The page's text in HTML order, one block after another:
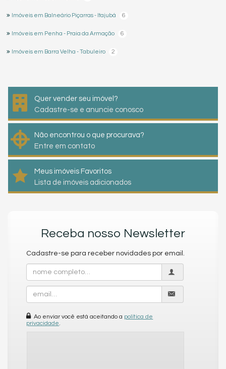
Imóveis em Balneário Piçarras - Itajubá 6
Imóveis em Penha - Praia da Armação 6
Imóveis em Barra Velha - Tabuleiro 2
Quer vender seu imóvel?
Cadastre-se e anuncie conosco
Não encontrou o que procurava?
Entre em contato
Meus imóveis Favoritos
Lista de imóveis adicionados
Receba nosso Newsletter
Cadastre-se para receber novidades por email.
Completo
Ao enviar você está aceitando a política de
privacidade.